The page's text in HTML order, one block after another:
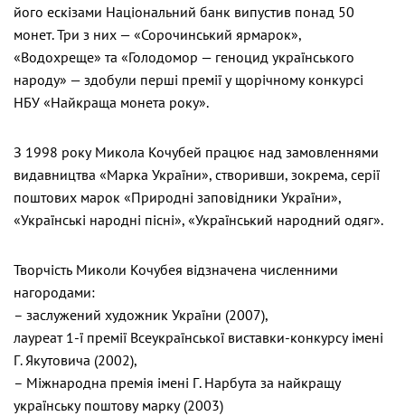
його ескізами Національний банк випустив понад 50
монет. Три з них — «Сорочинський ярмарок»,
«Водохреще» та «Голодомор — геноцид українського
народу» — здобули перші премії у щорічному конкурсі
НБУ «Найкраща монета року».
З 1998 року Микола Кочубей працює над замовленнями
видавництва «Марка України», створивши, зокрема, серії
поштових марок «Природні заповідники України»,
«Українські народні пісні», «Український народний одяг».
Творчість Миколи Кочубея відзначена численними
нагородами:
– заслужений художник України (2007),
лауреат 1-ї премії Всеукраїнської виставки-конкурсу імені
Г. Якутовича (2002),
– Міжнародна премія імені Г. Нарбута за найкращу
українську поштову марку (2003)